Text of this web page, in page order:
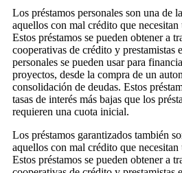
Los préstamos personales son una de
aquellos con mal crédito que necesitan
Estos préstamos se pueden obtener a
cooperativas de crédito y prestamistas
personales se pueden usar para
proyectos, desde la compra de un
consolidación de deudas. Estos
tasas de interés más bajas que los
requieren una cuota inicial.
Los préstamos garantizados también
aquellos con mal crédito que necesitan
Estos préstamos se pueden obtener a